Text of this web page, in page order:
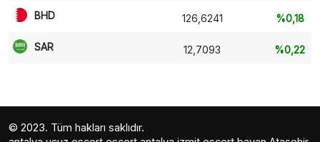
BHD 126,6241 %0,18
SAR 12,7093 %0,22
© 2023. Tüm hakları saklıdır.